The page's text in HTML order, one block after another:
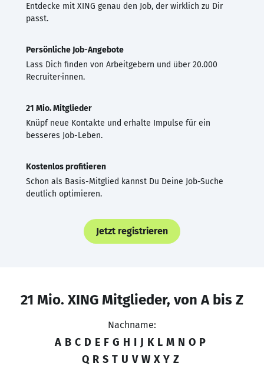
Entdecke mit XING genau den Job, der wirklich zu Dir
passt.
Persönliche Job-Angebote
Lass Dich finden von Arbeitgebern und über 20.000
Recruiter·innen.
21 Mio. Mitglieder
Knüpf neue Kontakte und erhalte Impulse für ein
besseres Job-Leben.
Kostenlos profitieren
Schon als Basis-Mitglied kannst Du Deine Job-Suche
deutlich optimieren.
Jetzt registrieren
21 Mio. XING Mitglieder, von A bis Z
Nachname:
A B C D E F G H I J K L M N O P
Q R S T U V W X Y Z